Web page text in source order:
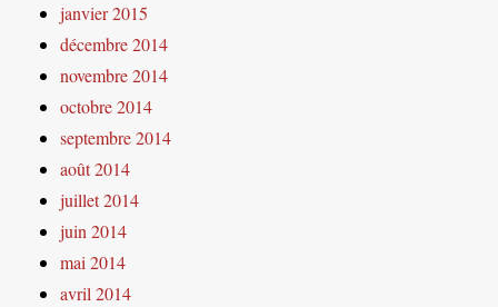
janvier 2015
décembre 2014
novembre 2014
octobre 2014
septembre 2014
août 2014
juillet 2014
juin 2014
mai 2014
avril 2014